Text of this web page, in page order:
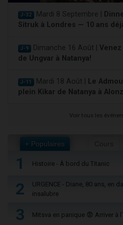
J-32 Mardi 8 Septembre |
Sitruk à Londres — 10 ans
J-9 Dimanche 16 Août |
de Ungvar à Natanya!
J-11 Mardi 18 Août |
Le
plein Kikar de Natanya à
Voir tous les
+ Populaires
1 Histoire - À bord du Titanic
2
URGENCE - Diane, 80 ans, en
insalubre
3 Mitsva en panique 😨 Arriver à